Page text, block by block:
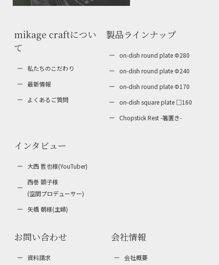
mikage craftについ
て
私たちのこだわり
最新情報
よくあるご質問
製品ラインナップ
on-dish round plate Φ280
on-dish round plate Φ240
on-dish round plate Φ170
on-dish square plate □160
Chopstick Rest-箸置き-
インタビュー
大西 哲也様(YouTuber)
西巻 顕子様
(空間プロデューサー)
矢橋 朝様(主婦)
お問い合わせ
資料請求
会社情報
会社概要